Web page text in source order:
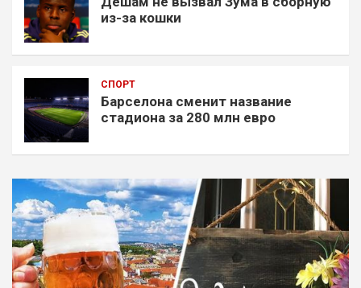
из-за кошки
СПОРТ
Барселона сменит название
стадиона за 280 млн евро